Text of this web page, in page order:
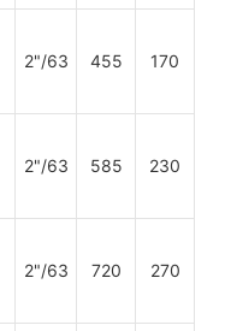
2"/63 455 170
2"/63 585 230
2"/63 720 270